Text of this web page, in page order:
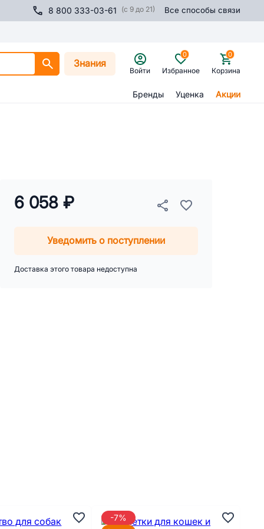
8 800 333-03-61 (с 9 до 21) Все способы связи
Знания
Войти Избранное
0
Корзина
0
Бренды Уценка Акции
6 058 ₽
Уведомить о поступлении
Доставка этого товара недоступна
-7%